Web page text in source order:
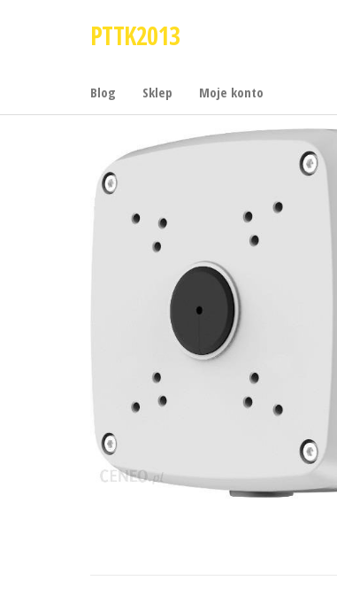
PTTK2013
Blog Sklep Moje konto